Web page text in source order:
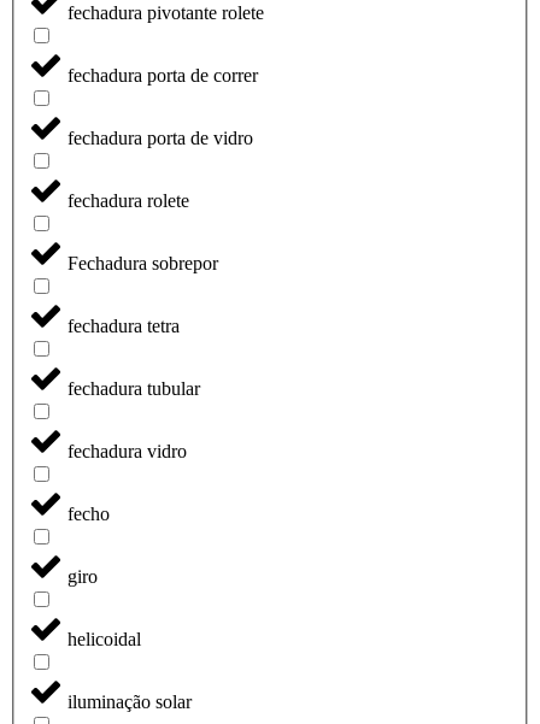
fechadura pivotante rolete
fechadura porta de correr
fechadura porta de vidro
fechadura rolete
Fechadura sobrepor
fechadura tetra
fechadura tubular
fechadura vidro
fecho
giro
helicoidal
iluminação solar